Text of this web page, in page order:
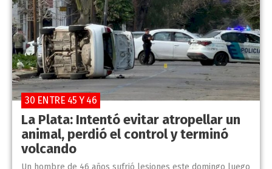
La Plata: Intentó evitar atropellar un
animal, perdió el control y terminó
volcando
Un hombre de 46 años sufrió lesiones este domingo luego
30 ENTRE 45 Y 46